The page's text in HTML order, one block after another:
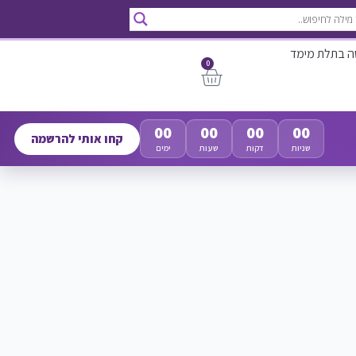
בתלת מימד
0
00
ימים
00
שעות
00
דקות
00
שניות
קחו אותי להרשמה